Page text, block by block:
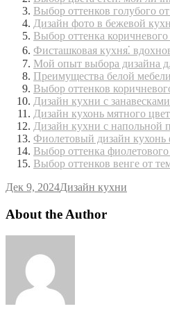
Выбор оттенков голубого
Дизайн фото в бежевой
Выбор оттенка
Фисташковая кухня⁚
Мой опыт выбора дизайна
Преимущества белой
Выбор оттенков
Дизайн кухни с
Дизайн кухонь мятного
Дизайн кухни с напольной
Фиолетовый дизайн кухонь
Выбор оттенка
Выбор оттенков венге от
Дек 9, 2024Дизайн кухни
About the Author